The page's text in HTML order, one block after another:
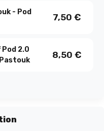
- Pod
7,50 €
2.0
8,50 €